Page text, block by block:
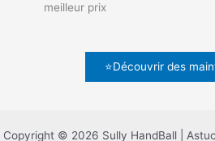
meilleur prix
⭐Découvrir des
Copyright © 2026 Sully HandBall |